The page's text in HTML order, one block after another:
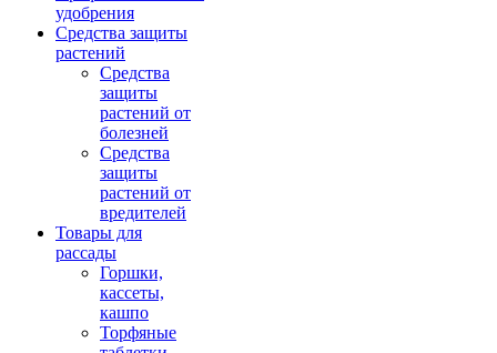
удобрения
Средства защиты
растений
Средства
защиты
растений от
болезней
Средства
защиты
растений от
вредителей
Товары для
рассады
Горшки,
кассеты,
кашпо
Торфяные